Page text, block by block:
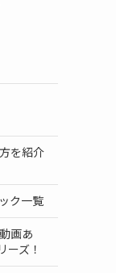
を紹介
ク一覧
画あ
ーズ！